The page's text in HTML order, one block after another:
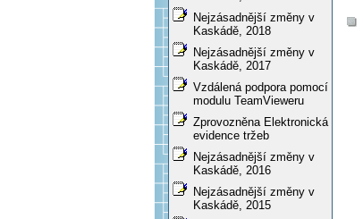
Nejzásadnější změny v
Kaskádě, 2018
Nejzásadnější změny v
Kaskádě, 2017
Vzdálená podpora pomocí
modulu TeamVieweru
Zprovozněna Elektronická
evidence tržeb
Nejzásadnější změny v
Kaskádě, 2016
Nejzásadnější změny v
Kaskádě, 2015